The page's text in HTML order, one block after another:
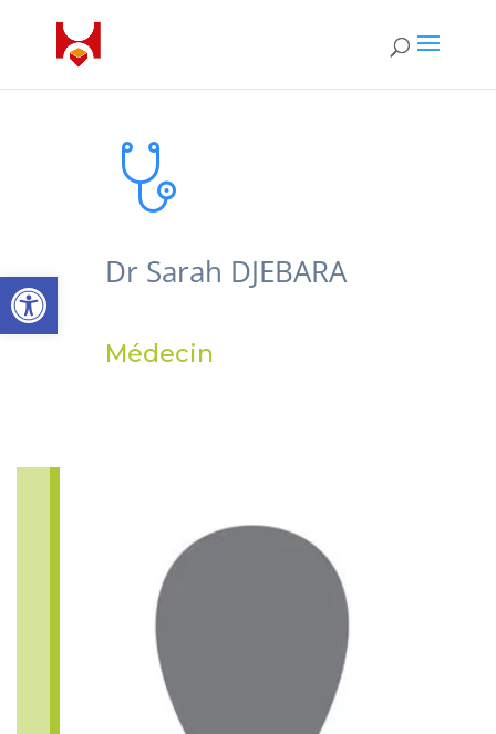
Ouvrir la barre d’outilsDr Sarah DJEBARA
Médecin